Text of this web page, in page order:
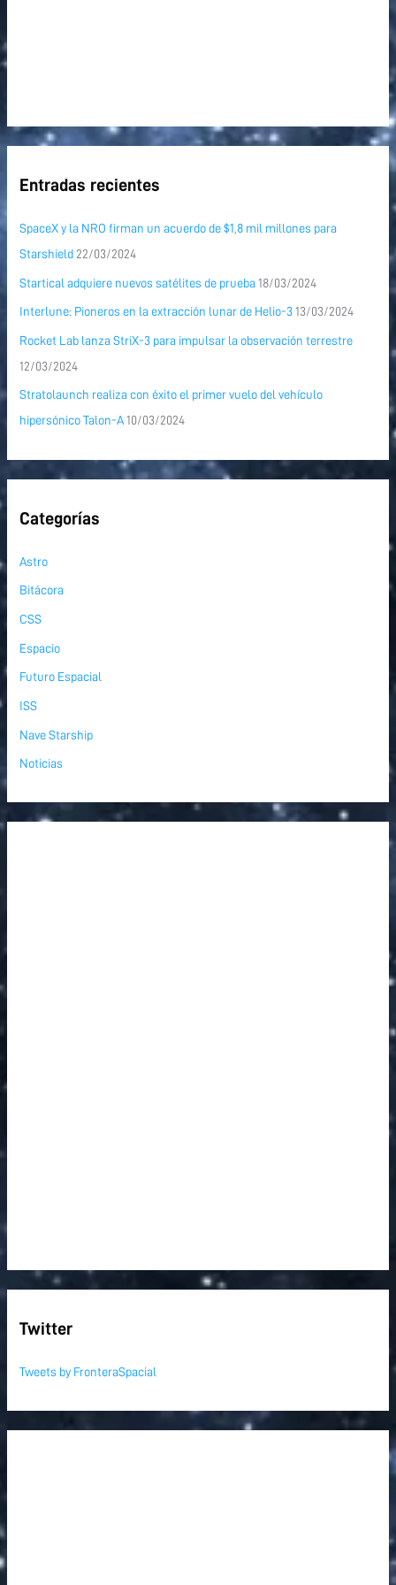
Entradas recientes
SpaceX y la NRO firman un acuerdo de $1,8 mil millones para
Starshield 22/03/2024
Startical adquiere nuevos satélites de prueba 18/03/2024
Interlune: Pioneros en la extracción lunar de Helio-3 13/03/2024
Rocket Lab lanza StriX-3 para impulsar la observación terrestre
12/03/2024
Stratolaunch realiza con éxito el primer vuelo del vehículo
hipersónico Talon-A 10/03/2024
Categorías
Astro
Bitácora
CSS
Espacio
Futuro Espacial
ISS
Nave Starship
Noticias
Twitter
Tweets by FronteraSpacial